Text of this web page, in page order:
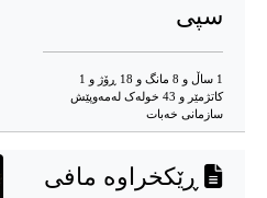
سپی
1 ساڵ و 8 مانگ و 18 ڕۆژ و 1
کاتژمێر و 43 خوله‌ک له‌مه‌وپێش‌
سازمانی خەبات
ڕێکخراوە مافی